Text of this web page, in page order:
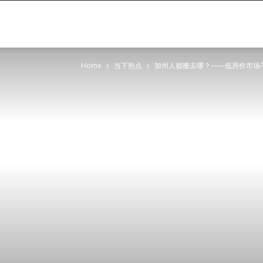
Home 当下热点 加州人都搬去哪？——低房价市场